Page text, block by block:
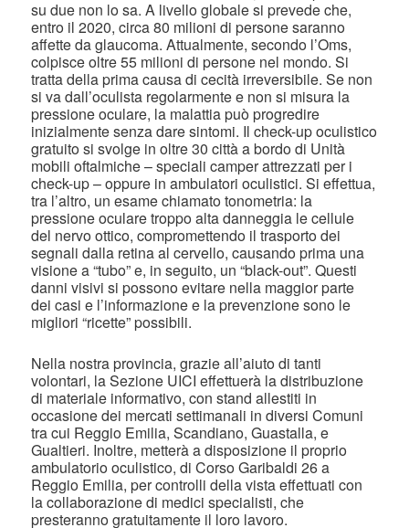
su due non lo sa. A livello globale si prevede che,
entro il 2020, circa 80 milioni di persone saranno
affette da glaucoma. Attualmente, secondo l’Oms,
colpisce oltre 55 milioni di persone nel mondo. Si
tratta della prima causa di cecità irreversibile. Se non
si va dall’oculista regolarmente e non si misura la
pressione oculare, la malattia può progredire
inizialmente senza dare sintomi. Il check-up oculistico
gratuito si svolge in oltre 30 città a bordo di Unità
mobili oftalmiche – speciali camper attrezzati per i
check-up – oppure in ambulatori oculistici. Si effettua,
tra l’altro, un esame chiamato tonometria: la
pressione oculare troppo alta danneggia le cellule
del nervo ottico, compromettendo il trasporto dei
segnali dalla retina al cervello, causando prima una
visione a “tubo” e, in seguito, un “black-out”. Questi
danni visivi si possono evitare nella maggior parte
dei casi e l’informazione e la prevenzione sono le
migliori “ricette” possibili.
Nella nostra provincia, grazie all’aiuto di tanti
volontari, la Sezione UICI effettuerà la distribuzione
di materiale informativo, con stand allestiti in
occasione dei mercati settimanali in diversi Comuni
tra cui Reggio Emilia, Scandiano, Guastalla, e
Gualtieri. Inoltre, metterà a disposizione il proprio
ambulatorio oculistico, di Corso Garibaldi 26 a
Reggio Emilia, per controlli della vista effettuati con
la collaborazione di medici specialisti, che
presteranno gratuitamente il loro lavoro.